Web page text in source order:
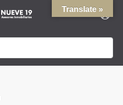
Translate »